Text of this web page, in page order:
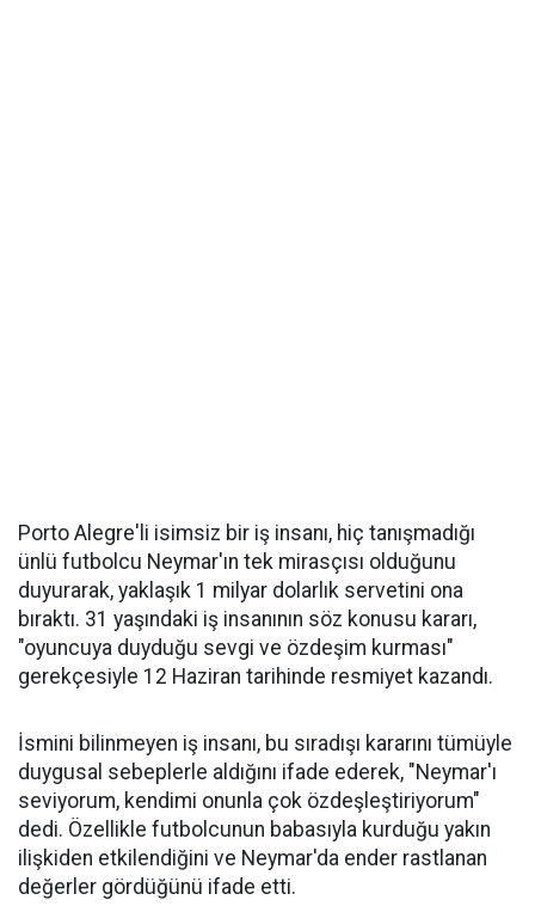
Porto Alegre'li isimsiz bir iş insanı, hiç tanışmadığı
ünlü futbolcu Neymar'ın tek mirasçısı olduğunu
duyurarak, yaklaşık 1 milyar dolarlık servetini ona
bıraktı. 31 yaşındaki iş insanının söz konusu kararı,
"oyuncuya duyduğu sevgi ve özdeşim kurması"
gerekçesiyle 12 Haziran tarihinde resmiyet kazandı.
İsmini bilinmeyen iş insanı, bu sıradışı kararını tümüyle
duygusal sebeplerle aldığını ifade ederek, "Neymar'ı
seviyorum, kendimi onunla çok özdeşleştiriyorum"
dedi. Özellikle futbolcunun babasıyla kurduğu yakın
ilişkiden etkilendiğini ve Neymar'da ender rastlanan
değerler gördüğünü ifade etti.